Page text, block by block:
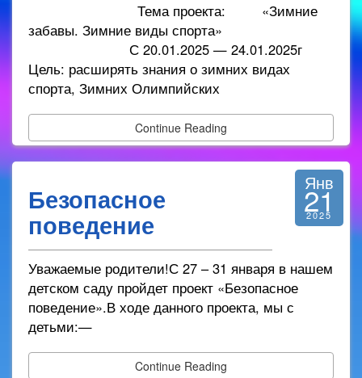
Тема проекта: «Зимние
забавы. Зимние виды спорта»
С 20.01.2025 — 24.01.2025г
Цель: расширять знания о зимних видах
спорта, Зимних Олимпийских
Continue Reading
Безопасное
поведение
Янв
21
2025
Уважаемые родители!С 27 – 31 января в нашем
детском саду пройдет проект «Безопасное
поведение».В ходе данного проекта, мы с
детьми:—
Continue Reading